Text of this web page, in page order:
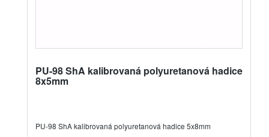
PU-98 ShA kalibrovaná polyuretanová hadice
8x5mm
PU-98 ShA kalibrovaná polyuretanová hadice 5x8mm